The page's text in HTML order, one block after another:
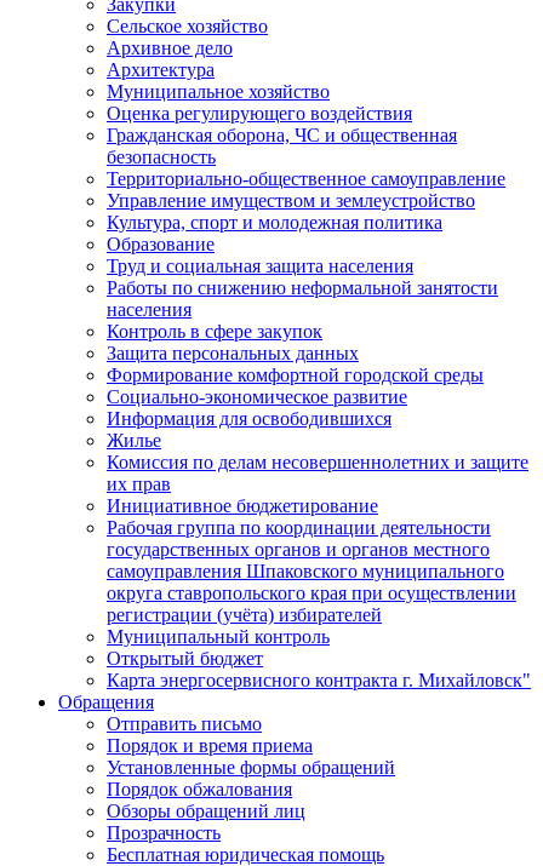
Сельское хозяйство
Архивное дело
Архитектура
Муниципальное хозяйство
Оценка регулирующего воздействия
Гражданская оборона, ЧС и общественная
безопасность
Территориально-общественное самоуправление
Управление имуществом и землеустройство
Культура, спорт и молодежная политика
Образование
Труд и социальная защита населения
Работы по снижению неформальной занятости
населения
Контроль в сфере закупок
Защита персональных данных
Формирование комфортной городской среды
Социально-экономическое развитие
Информация для освободившихся
Жилье
Комиссия по делам несовершеннолетних и защите
их прав
Инициативное бюджетирование
Рабочая группа по координации деятельности
государственных органов и органов местного
самоуправления Шпаковского муниципального
округа ставропольского края при осуществлении
регистрации (учёта) избирателей
Муниципальный контроль
Открытый бюджет
Карта энергосервисного контракта г. Михайловск"
Обращения
Отправить письмо
Порядок и время приема
Установленные формы обращений
Порядок обжалования
Обзоры обращений лиц
Прозрачность
Бесплатная юридическая помощь